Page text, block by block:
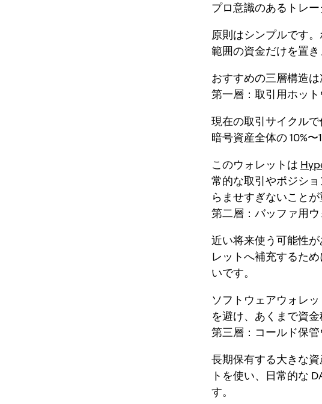
プロ意識のあるトレ
原則はシンプルです
範囲の資金だけを置き
おすすめの三層構造は
第一層：取引用ホット
現在の取引サイクル
暗号資産全体の 10%
このウォレットは
常的な取引やポジシ
らませすぎないことが
第二層：バッファ用ウ
近い将来使う可能性
レットへ補充するた
いです。
ソフトウェアウォレ
を避け、あくまで資金
第三層：コールド保管
長期保有する大きな
トを使い、日常的な
す。